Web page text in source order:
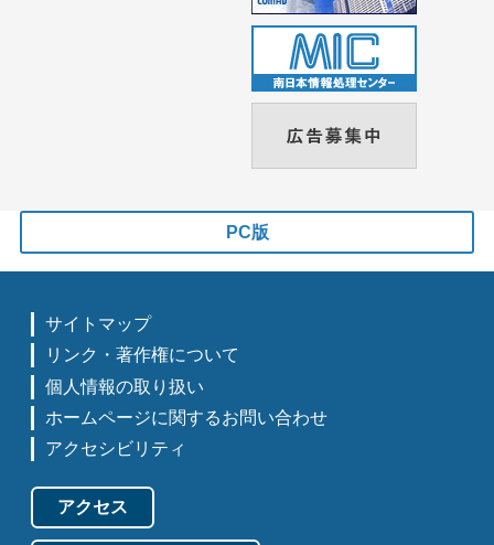
PC版
サイトマップ
リンク・著作権について
個人情報の取り扱い
ホームページに関するお問い合わせ
アクセシビリティ
アクセス